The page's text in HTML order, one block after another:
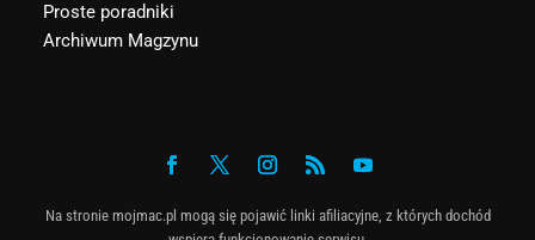
Proste poradniki
Archiwum Magzynu
Na stronie mojmac.pl mogą się pojawić linki afiliacyjne, z których dochód